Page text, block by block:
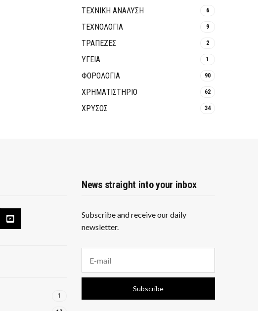
ΤΕΧΝΙΚΗ ΑΝΑΛΥΣΗ 6
ΤΕΧΝΟΛΟΓΙΑ 9
ΤΡΆΠΕΖΕΣ 2
ΥΓΕΙΑ 1
ΦΟΡΟΛΟΓΙΑ 90
ΧΡΗΜΑΤΙΣΤΗΡΙΟ 62
ΧΡΥΣΟΣ 34
1
News straight into your inbox
Subscribe and receive our daily
newsletter.
a
i
a
Subscribe